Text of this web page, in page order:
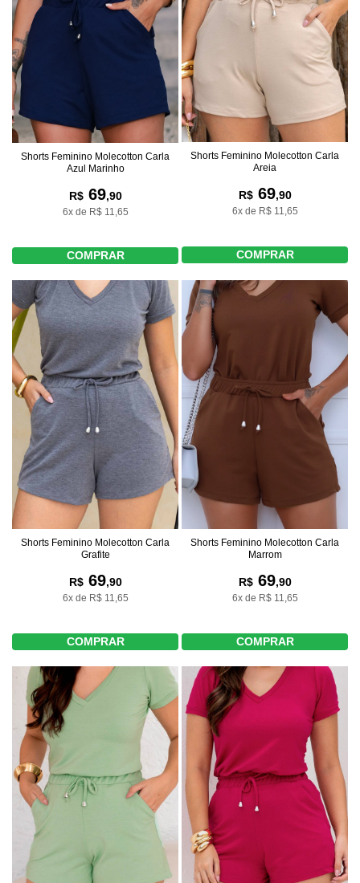
Shorts Feminino Molecotton Carla
Azul Marinho
R$69,90
6x de R$ 11,65
COMPRAR
Shorts Feminino Molecotton Carla
Areia
R$69,90
6x de R$ 11,65
COMPRAR
Shorts Feminino Molecotton Carla
Grafite
R$69,90
6x de R$ 11,65
COMPRAR
Shorts Feminino Molecotton Carla
Marrom
R$69,90
6x de R$ 11,65
COMPRAR